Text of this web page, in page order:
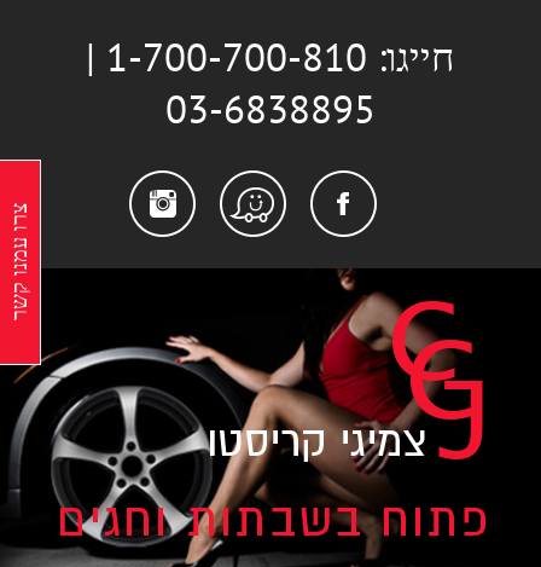
חייגו: 1-700-700-810 |
03-6838895
Facebook
Waze
צרו עמנו קשר